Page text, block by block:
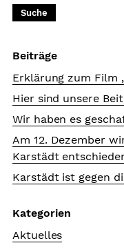
Beiträge
Erklärung zum Film
Hier sind unsere
Wir haben es
Am 12. Dezember
Karstädt
Karstädt ist gegen
Kategorien
Aktuelles